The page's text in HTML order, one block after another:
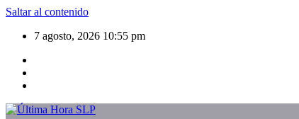
Saltar al contenido
7 agosto, 2026 10:55 pm